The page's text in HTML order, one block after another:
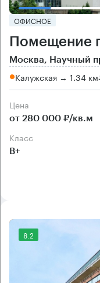
ОФИСНОЕ
Помещение
Москва, Научный
Калужская → 1.34 км
Цена
от 280 000 ₽/кв.м
класс
B+
8.2